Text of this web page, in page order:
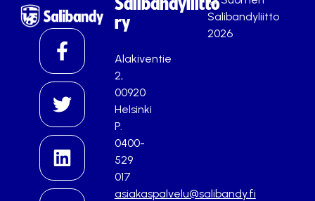
Salibandyliitto
ry
Alakiventie
2,
00920
Helsinki
P.
0400-
529
017
asiakaspalvelu@salibandy.fi
Salibandyliitto
2026